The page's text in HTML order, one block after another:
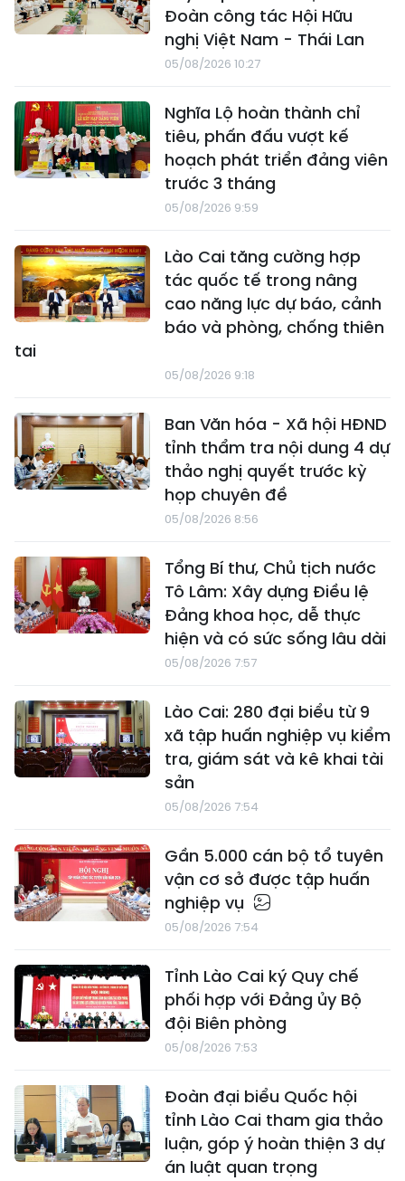
Đoàn công tác Hội Hữu
nghị Việt Nam - Thái Lan
05/08/2026 10:27
Nghĩa Lộ hoàn thành chỉ
tiêu, phấn đấu vượt kế
hoạch phát triển đảng viên
trước 3 tháng
05/08/2026 9:59
Lào Cai tăng cường hợp
tác quốc tế trong nâng
cao năng lực dự báo, cảnh
báo và phòng, chống thiên
tai
05/08/2026 9:18
Ban Văn hóa - Xã hội HĐND
tỉnh thẩm tra nội dung 4 dự
thảo nghị quyết trước kỳ
họp chuyên đề
05/08/2026 8:56
Tổng Bí thư, Chủ tịch nước
Tô Lâm: Xây dựng Điều lệ
Đảng khoa học, dễ thực
hiện và có sức sống lâu dài
05/08/2026 7:57
Lào Cai: 280 đại biểu từ 9
xã tập huấn nghiệp vụ kiểm
tra, giám sát và kê khai tài
sản
05/08/2026 7:54
Gần 5.000 cán bộ tổ tuyên
vận cơ sở được tập huấn
nghiệp vụ
05/08/2026 7:54
Tỉnh Lào Cai ký Quy chế
phối hợp với Đảng ủy Bộ
đội Biên phòng
05/08/2026 7:53
Đoàn đại biểu Quốc hội
tỉnh Lào Cai tham gia thảo
luận, góp ý hoàn thiện 3 dự
án luật quan trọng